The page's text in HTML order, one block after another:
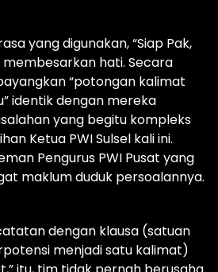
yang digunakan, “Siap Pak,
hati. Secara
“potongan kalimat
identik dengan mereka
yang begitu kompleks
Ketua PWI Sulsel kali ini.
Pengurus PWI Pusat yang
maklum duduk persoalannya.
dengan klausa (satuan
menjadi satu kalimat)